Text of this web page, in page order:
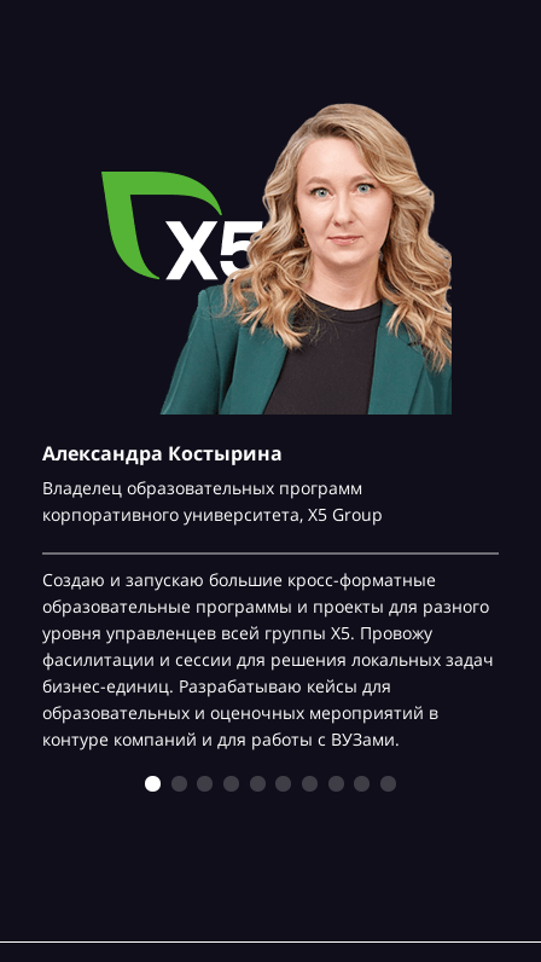
Александра Костырина
Владелец образовательных программ
корпоративного университета, Х5 Group
Создаю и запускаю большие кросс-форматные
образовательные программы и проекты для разного
уровня управленцев всей группы Х5. Провожу
фасилитации и сессии для решения локальных задач
бизнес-единиц. Разрабатываю кейсы для
образовательных и оценочных мероприятий в
контуре компаний и для работы с ВУЗами.